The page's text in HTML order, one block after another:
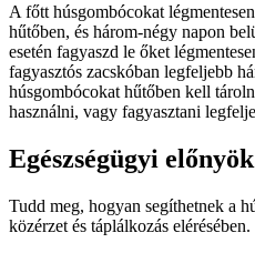
A főtt húsgombócokat
hűtőben, és három-négy napon
esetén fagyaszd le őket
fagyasztós zacskóban legfeljebb
húsgombócokat hűtőben kell
használni, vagy fagyasztani
Egészségügyi előnyök
Tudd meg, hogyan segíthetnek a
közérzet és táplálkozás elérésében.